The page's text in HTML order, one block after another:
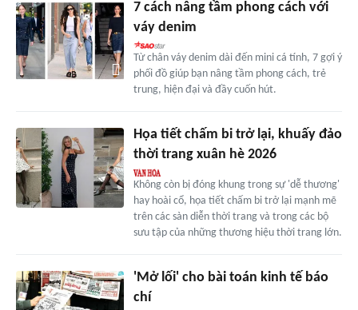
7 cách nâng tầm phong cách với
váy denim
Từ chân váy denim dài đến mini cá tính, 7 gợi ý
phối đồ giúp bạn nâng tầm phong cách, trẻ
trung, hiện đại và đầy cuốn hút.
Họa tiết chấm bi trở lại, khuấy đảo
thời trang xuân hè 2026
Không còn bị đóng khung trong sự 'dễ thương'
hay hoài cổ, họa tiết chấm bi trở lại mạnh mẽ
trên các sàn diễn thời trang và trong các bộ
sưu tập của những thương hiệu thời trang lớn.
'Mở lối' cho bài toán kinh tế báo
chí